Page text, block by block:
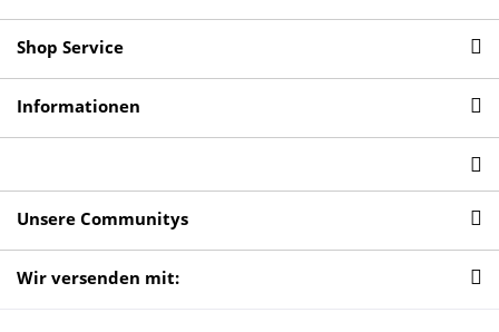
Shop Service
Informationen
Unsere Communitys
Wir versenden mit: